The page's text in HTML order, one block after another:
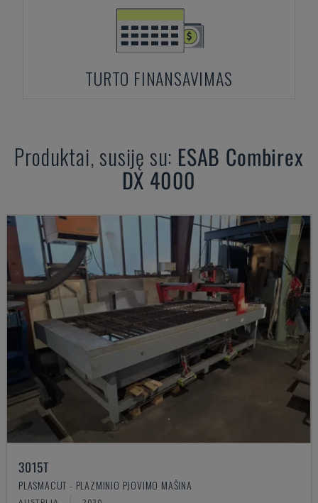
TURTO FINANSAVIMAS
Produktai, susiję su: ESAB Combirex
DX 4000
3015T
PLASMACUT - PLAZMINIO PJOVIMO MAŠINA